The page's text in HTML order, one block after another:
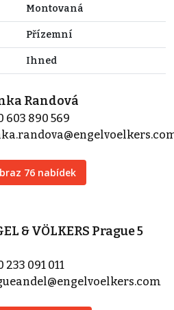
Montovaná
Přízemní
Ihned
Randová
603 890 569
76 nabídek
& VÖLKERS Prague 5
233 091 011